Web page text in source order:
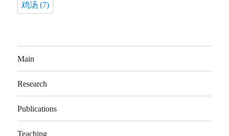
鸡汤 (7)
Main
Research
Publications
Teaching